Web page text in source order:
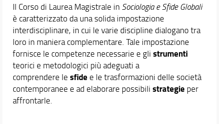
LM Double degree con Università di Praga
Double Degree Program
Partnership con la Scuola Normale Superiore
Qualità del Corso di Studio
Sedi e strutture
Norme e regolamenti
Verbali del Consiglio
Segnalazioni e Reclami
Il Corso di Laurea Magistrale in Sociologia e Sfide Globali
è caratterizzato da una solida impostazione
interdisciplinare, in cui le varie discipline dialogano tra
loro in maniera complementare. Tale impostazione
fornisce le competenze necessarie e gli strumenti
teorici e metodologici più adeguati a
comprendere le sfide e le trasformazioni delle società
contemporanee e ad elaborare possibili strategie per
affrontarle.